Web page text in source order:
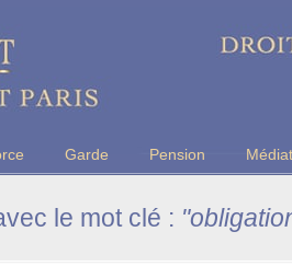
Barreau de Paris
Garde Pension
le mot clé :